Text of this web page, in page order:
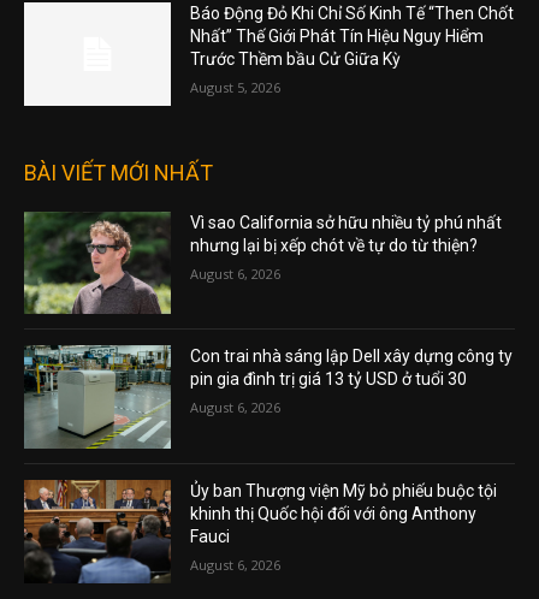
Báo Động Đỏ Khi Chỉ Số Kinh Tế “Then Chốt
Nhất” Thế Giới Phát Tín Hiệu Nguy Hiểm
Trước Thềm bầu Cử Giữa Kỳ
August 5, 2026
BÀI VIẾT MỚI NHẤT
Vì sao California sở hữu nhiều tỷ phú nhất
nhưng lại bị xếp chót về tự do từ thiện?
August 6, 2026
Con trai nhà sáng lập Dell xây dựng công ty
pin gia đình trị giá 13 tỷ USD ở tuổi 30
August 6, 2026
Ủy ban Thượng viện Mỹ bỏ phiếu buộc tội
khinh thị Quốc hội đối với ông Anthony
Fauci
August 6, 2026